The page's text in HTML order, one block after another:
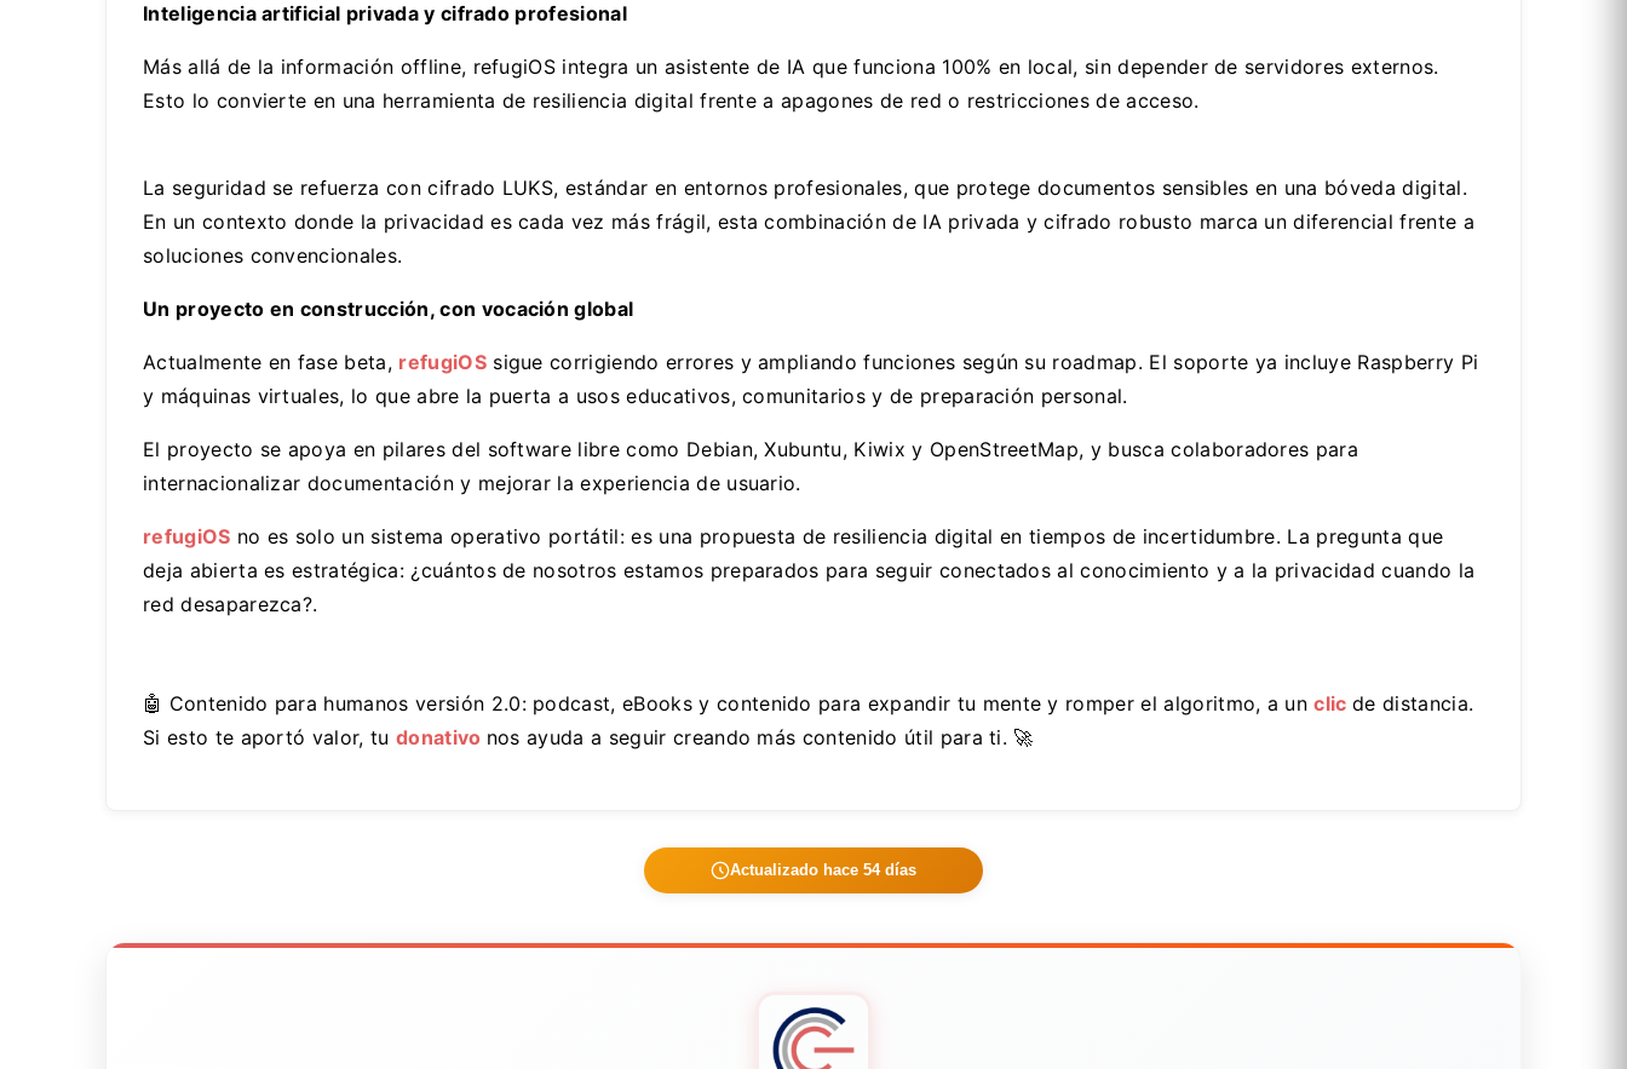
Inteligencia artificial privada y cifrado profesional
Más allá de la información offline, refugiOS integra un asistente de IA que funciona 100% en local, sin depender de servidores externos.
Esto lo convierte en una herramienta de resiliencia digital frente a apagones de red o restricciones de acceso.
La seguridad se refuerza con cifrado LUKS, estándar en entornos profesionales, que protege documentos sensibles en una bóveda digital.
En un contexto donde la privacidad es cada vez más frágil, esta combinación de IA privada y cifrado robusto marca un diferencial frente a
soluciones convencionales.
Un proyecto en construcción, con vocación global
Actualmente en fase beta, refugiOSsigue corrigiendo errores y ampliando funciones según su roadmap. El soporte ya incluye Raspberry Pi
y máquinas virtuales, lo que abre la puerta a usos educativos, comunitarios y de preparación personal.
El proyecto se apoya en pilares del software libre como Debian, Xubuntu, Kiwix y OpenStreetMap, y busca colaboradores para
internacionalizar documentación y mejorar la experiencia de usuario.
refugiOS no es solo un sistema operativo portátil: es una propuesta de resiliencia digital en tiempos de incertidumbre. La pregunta que
deja abierta es estratégica: ¿cuántos de nosotros estamos preparados para seguir conectados al conocimiento y a la privacidad cuando la
red desaparezca?.
🤖 Contenido para humanos versión 2.0: podcast, eBooks y contenido para expandir tu mente y romper el algoritmo, a unclicde distancia.
Si esto te aportó valor, tu donativo nos ayuda a seguir creando más contenido útil para ti. 🚀
Actualizado hace 54 días